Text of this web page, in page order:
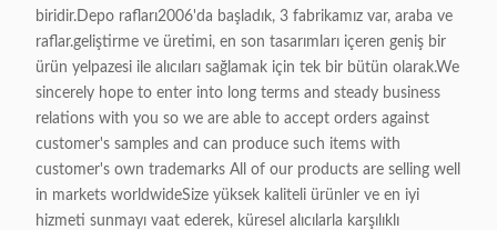
biridir.Depo rafları2006'da başladık, 3 fabrikamız var, araba ve
raflar.geliştirme ve üretimi, en son tasarımları içeren geniş bir
ürün yelpazesi ile alıcıları sağlamak için tek bir bütün olarak.We
sincerely hope to enter into long terms and steady business
relations with you so we are able to accept orders against
customer's samples and can produce such items with
customer's own trademarks All of our products are selling well
in markets worldwideSize yüksek kaliteli ürünler ve en iyi
hizmeti sunmayı vaat ederek, küresel alıcılarla karşılıklı